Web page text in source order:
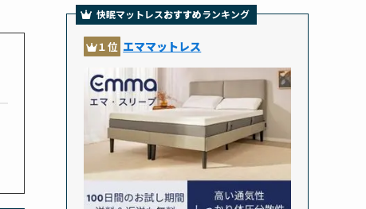
快眠マットレスおすすめランキング
１位 エママットレス